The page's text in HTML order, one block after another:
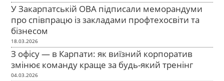
У Закарпатській ОВА підписали меморандуми
про співпрацю із закладами профтехосвіти та
бізнесом
18.03.2026
З офісу — в Карпати: як виїзний корпоратив
змінює команду краще за будь-який тренінг
04.03.2026